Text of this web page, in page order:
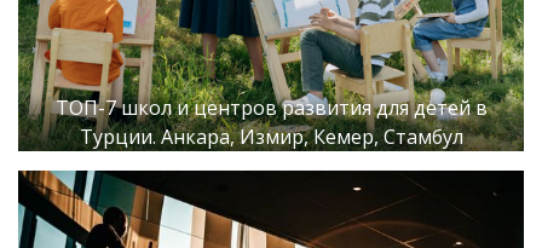
ТОП-7 школ и центров развития для детей в
Турции. Анкара, Измир, Кемер, Стамбул